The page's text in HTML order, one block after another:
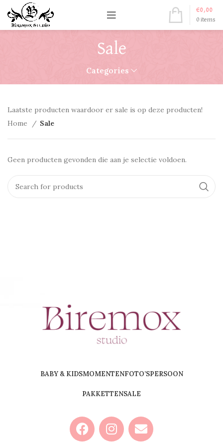
0 items
€0,00
Sale
Categories
Laatste producten waardoor er sale is op deze producten!
Home
Sale
Geen producten gevonden die aan je selectie voldoen.
BABY & KIDSMOMENTENFOTO’SPERSOON
PAKKETTENSALE